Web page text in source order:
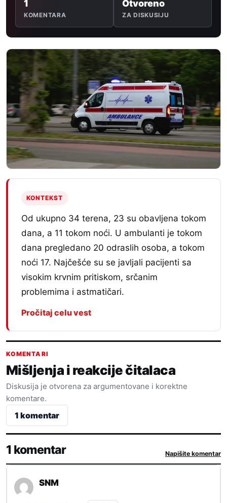
1
KOMENTARA
Otvoreno
ZA DISKUSIJU
KONTEKST
Od ukupno 34 terena, 23 su obavljena tokom
dana, a 11 tokom noći. U ambulanti je tokom
dana pregledano 20 odraslih osoba, a tokom
noći 17. Najčešće su se javljali pacijenti sa
visokim krvnim pritiskom, srčanim
problemima i astmatičari.
Pročitaj celu vest
KOMENTARI
Mišljenja i reakcije čitalaca
Diskusija je otvorena za argumentovane i korektne
komentare.
1 komentar
1 komentar Napišite komentar
SNM